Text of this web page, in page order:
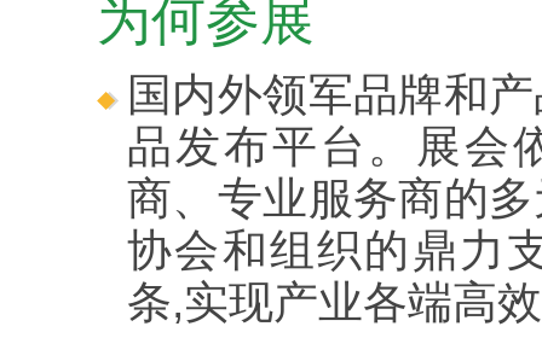
为何参展
国内外领军品牌和
品发布平台。展会
商、专业服务商的
协会和组织的鼎力
条,实现产业各端高